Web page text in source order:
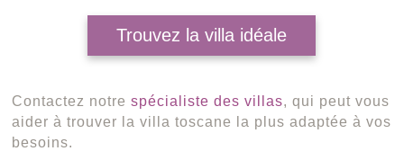
Trouvez la villa idéale
Contactez notrespécialiste des villas, qui peut vous
aider à trouver la villa toscane la plus adaptée à vos
besoins.